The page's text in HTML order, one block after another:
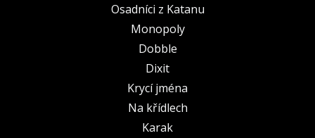
Osadníci z Katanu
Monopoly
Dobble
Dixit
Krycí jména
Na křídlech
Karak